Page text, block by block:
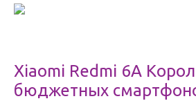
Xiaomi Redmi 6A
бюджетных